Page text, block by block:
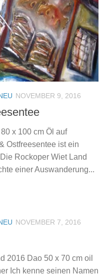
NOVEMBER 9, 2016
x 100 cm Öl auf
Ostfreesentee ist ein
Rockoper Wiet Land
einer Auswanderung...
NOVEMBER 7, 2016
2016 Dao 50 x 70 cm oil
Ich kenne seinen Namen